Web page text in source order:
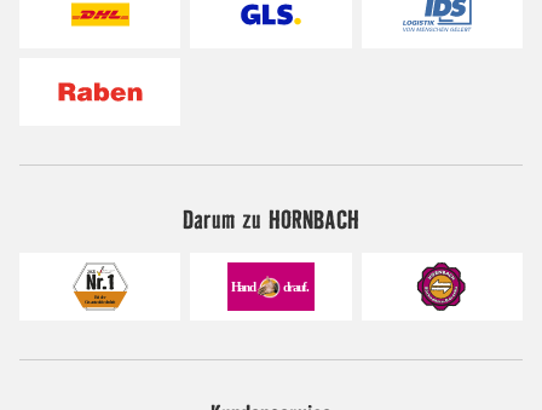
Darum zu HORNBACH